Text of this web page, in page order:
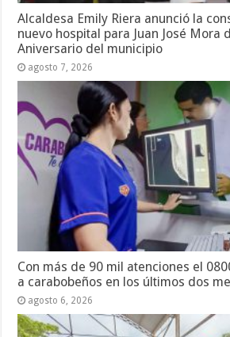
Alcaldesa Emily Riera anunció la
nuevo hospital para Juan José Mora
Aniversario del municipio
agosto 7, 2026
Con más de 90 mil atenciones el
a carabobeños en los últimos dos
agosto 6, 2026